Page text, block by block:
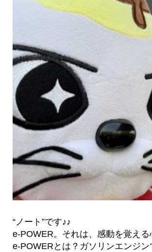
“ノート”です♪♪
e-POWER。それは、感動を覚え
e-POWERとは？ガソリンエンジン